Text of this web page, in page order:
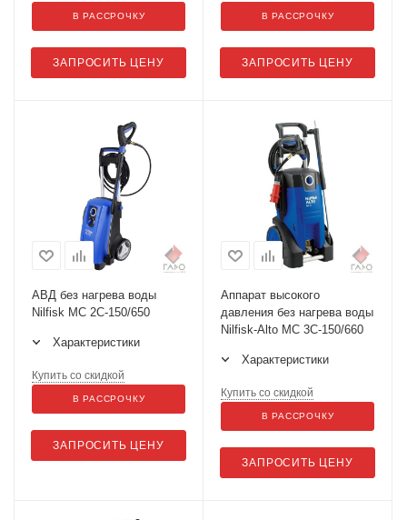
ЗАПРОСИТЬ ЦЕНУ
В РАССРОЧКУ
ЗАПРОСИТЬ ЦЕНУ
В РАССРОЧКУ
АВД без нагрева воды
Nilfisk MC 2C-150/650
Характеристики
ЗАПРОСИТЬ ЦЕНУ
Купить со скидкой
В РАССРОЧКУ
Аппарат высокого
давления без нагрева воды
Nilfisk-Alto MC 3C-150/660
Характеристики
ЗАПРОСИТЬ ЦЕНУ
Купить со скидкой
В РАССРОЧКУ